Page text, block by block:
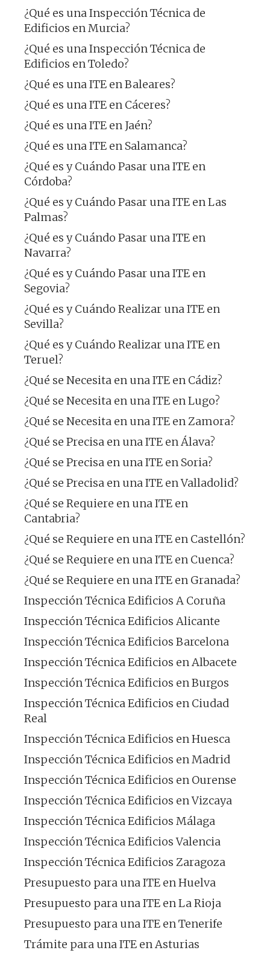
¿Qué es una Inspección Técnica de
Edificios en Murcia?
¿Qué es una Inspección Técnica de
Edificios en Toledo?
¿Qué es una ITE en Baleares?
¿Qué es una ITE en Cáceres?
¿Qué es una ITE en Jaén?
¿Qué es una ITE en Salamanca?
¿Qué es y Cuándo Pasar una ITE en
Córdoba?
¿Qué es y Cuándo Pasar una ITE en Las
Palmas?
¿Qué es y Cuándo Pasar una ITE en
Navarra?
¿Qué es y Cuándo Pasar una ITE en
Segovia?
¿Qué es y Cuándo Realizar una ITE en
Sevilla?
¿Qué es y Cuándo Realizar una ITE en
Teruel?
¿Qué se Necesita en una ITE en Cádiz?
¿Qué se Necesita en una ITE en Lugo?
¿Qué se Necesita en una ITE en Zamora?
¿Qué se Precisa en una ITE en Álava?
¿Qué se Precisa en una ITE en Soria?
¿Qué se Precisa en una ITE en Valladolid?
¿Qué se Requiere en una ITE en
Cantabria?
¿Qué se Requiere en una ITE en Castellón?
¿Qué se Requiere en una ITE en Cuenca?
¿Qué se Requiere en una ITE en Granada?
Inspección Técnica Edificios A Coruña
Inspección Técnica Edificios Alicante
Inspección Técnica Edificios Barcelona
Inspección Técnica Edificios en Albacete
Inspección Técnica Edificios en Burgos
Inspección Técnica Edificios en Ciudad
Real
Inspección Técnica Edificios en Huesca
Inspección Técnica Edificios en Madrid
Inspección Técnica Edificios en Ourense
Inspección Técnica Edificios en Vizcaya
Inspección Técnica Edificios Málaga
Inspección Técnica Edificios Valencia
Inspección Técnica Edificios Zaragoza
Presupuesto para una ITE en Huelva
Presupuesto para una ITE en La Rioja
Presupuesto para una ITE en Tenerife
Trámite para una ITE en Asturias